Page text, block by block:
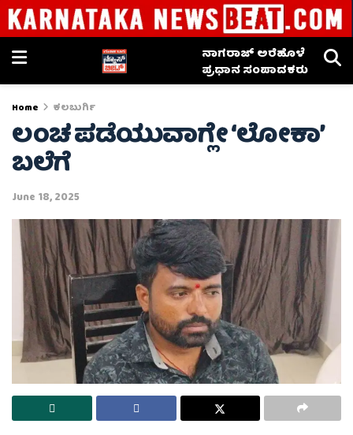
ನಾಗರಾಜ್ ಅರೆಹೊಳೆ
ಪ್ರಧಾನ ಸಂಪಾದಕರು
Home ಕಲಬುರ್ಗಿ
ಲಂಚ ಪಡೆಯುವಾಗ್ಲೇ ʻಲೋಕಾʼ
ಬಲೆಗೆ
June 18, 2025